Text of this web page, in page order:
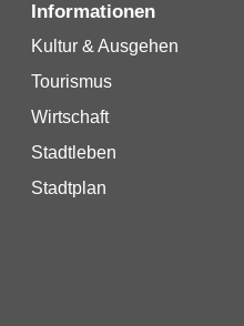
Informationen
Kultur & Ausgehen
Tourismus
Wirtschaft
Stadtleben
Stadtplan